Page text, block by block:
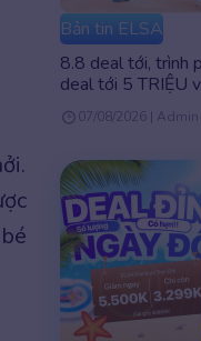
Bản tin ELSA
8.8 deal tới, trình
deal tới 5 TRIỆU
07/08/2026 | Admin